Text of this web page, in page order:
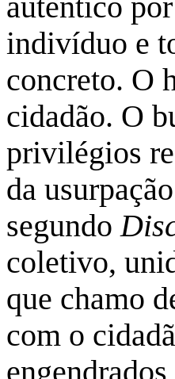
autêntico
indivíduo e
concreto. O
cidadão. O
privilégios
da
segundo
coletivo,
que chamo
com o